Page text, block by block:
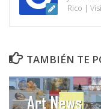
Rico |
TAMBIÉN TE